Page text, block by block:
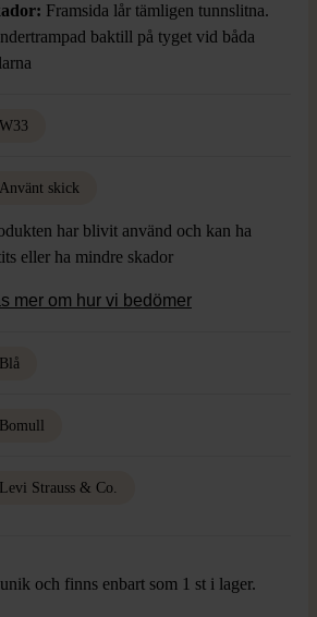
Framsida lår tämligen tunnslitna.
baktill på tyget vid båda
W33
Använt skick
har blivit använd och kan ha
eller ha mindre skador
mer om hur vi bedömer
Blå
Bomull
Levi Strauss & Co.
och finns enbart som 1 st i lager.